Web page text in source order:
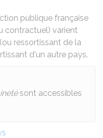
publique française
contractuel) varient
ressortissant de la
d'un autre pays.
sont accessibles